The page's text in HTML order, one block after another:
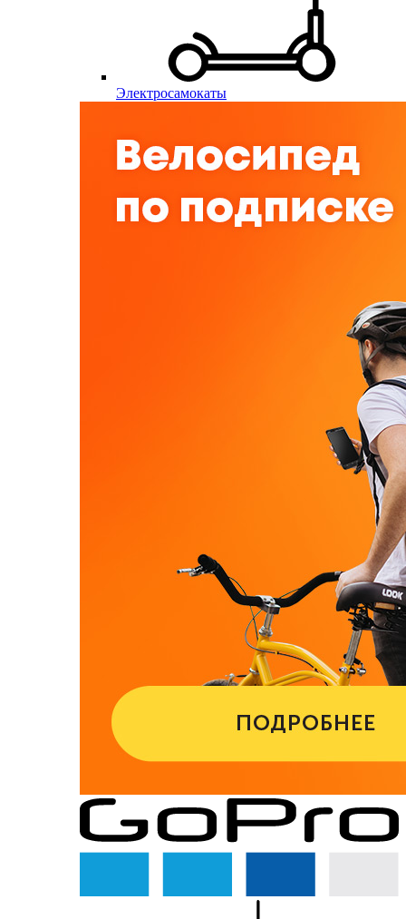
Электросамокаты